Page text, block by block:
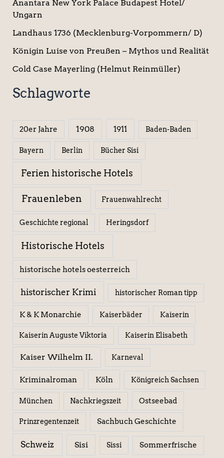
Anantara New York Palace Budapest Hotel/
Ungarn
Landhaus 1736 (Mecklenburg-Vorpommern/ D)
Königin Luise von Preußen – Mythos und Realität
Cold Case Mayerling (Helmut Reinmüller)
Schlagworte
20er Jahre 1908 1911 Baden-Baden
Bayern Berlin Bücher Sisi
Ferien historische Hotels
Frauenleben Frauenwahlrecht
Geschichte regional Heringsdorf
Historische Hotels
historische hotels oesterreich
historischer Krimi historischer Roman tipp
K & K Monarchie Kaiserbäder Kaiserin
Kaiserin Auguste Viktoria Kaiserin Elisabeth
Kaiser Wilhelm II. Karneval
Kriminalroman Köln Königreich Sachsen
München Nachkriegszeit Ostseebad
Prinzregentenzeit Sachbuch Geschichte
Schweiz Sisi Sissi Sommerfrische